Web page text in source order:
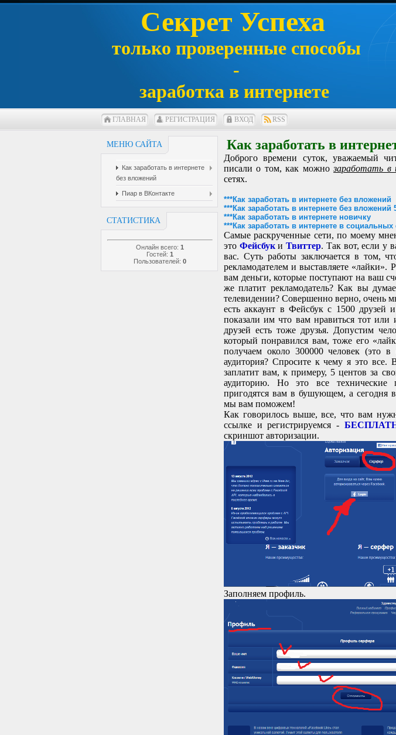
Секрет Успеха
только проверенные способы
-
заработка в интернете
ГЛАВНАЯ РЕГИСТРАЦИЯ ВХОД RSS
МЕНЮ САЙТА
Как заработать в интернете
без вложений
Пиар в ВКонтакте
СТАТИСТИКА
Онлайн всего: 1
Гостей: 1
Пользователей: 0
Как заработать в
Доброго времени суток, уважаемый
писали о том, как можнозаработать в
сетях.
***Как заработать в интернете без вложений
***Как заработать в интернете без вложений
***Как заработать в интернете новичку
***Как заработать в интернете в социальных
Самые раскрученные сети, по моему
это Фейсбук иТвиттер. Так вот, если у
вас. Суть работы заключается в том,
рекламодателем и выставляете «лайки».
вам деньги, которые поступают на ваш
же платит рекламодатель? Как вы
телевидении? Совершенно верно, очень
есть аккаунт в Фейсбук с 1500 друзей
показали им что вам нравиться тот
друзей есть тоже друзья. Допустим
который понравился вам, тоже его
получаем около 300000 человек (это
аудитория? Спросите к чему я это все.
заплатит вам, к примеру, 5 центов за
аудиторию. Но это все
пригодятся вам в бушующем, а
мы вам поможем!
Как говорилось выше, все, что вам
ссылке и регистрируемся -
скриншот авторизации.
Заполняем профиль.